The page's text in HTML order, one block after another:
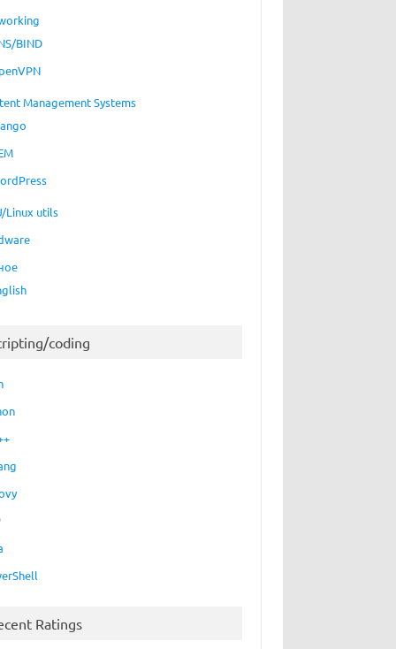
BIND
Management Systems
Linux utils
coding
Ratings